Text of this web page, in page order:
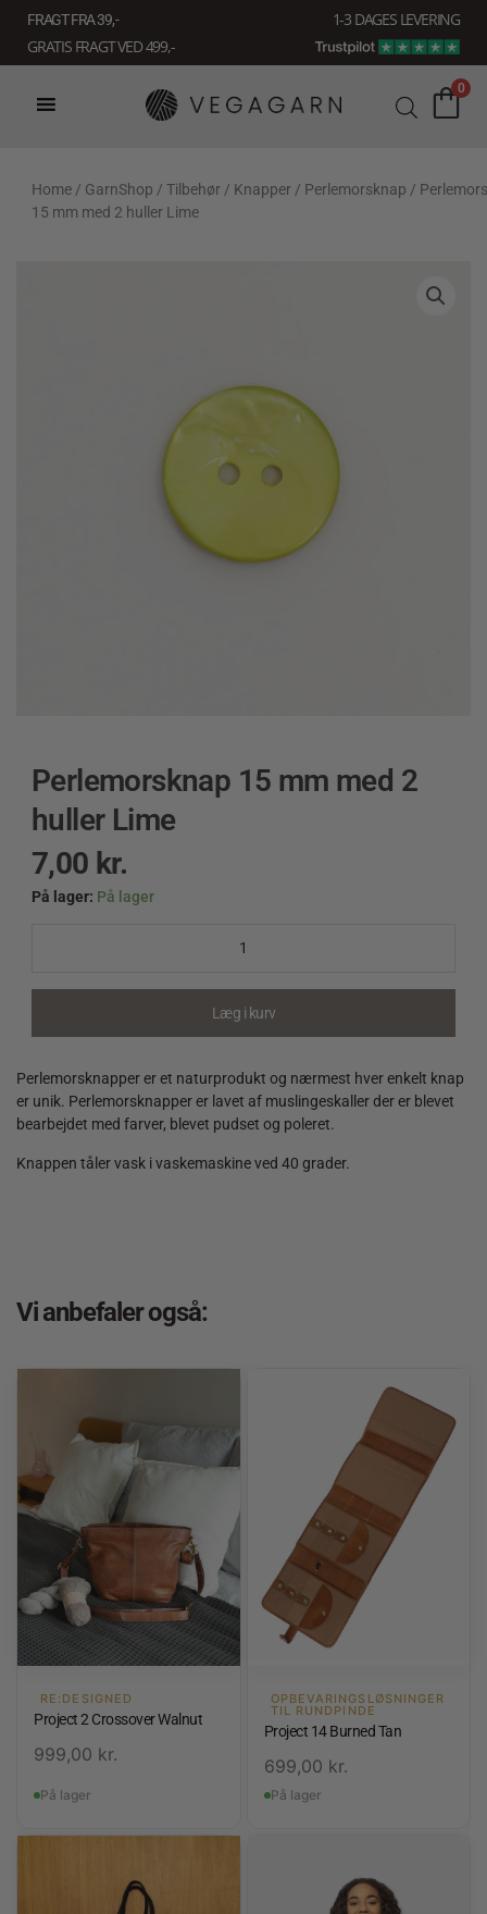
indholdet
FRAGT FRA 39, -
1-3 DAGES LEVERING
GRATIS FRAGT VED 499,-
0
Home / GarnShop / Tilbehør / Knapper / Perlemorsknap /
15 mm med 2 huller Lime
Perlemorsknap 15 mm med 2
huller Lime
7,00 kr.
På lager: På lager
Perlemorsknap
quantity
Læg i kurv
Perlemorsknapper er et naturprodukt og nærmest hver enkelt knap
er unik. Perlemorsknapper er lavet af muslingeskaller der er blevet
bearbejdet med farver, blevet pudset og poleret.
Knappen tåler vask i vaskemaskine ved 40 grader.
Vi anbefaler også:
RE:DESIGNED
Project 2 Crossover Walnut
999,00 kr.
På lager
OPBEVARINGSLØSNINGER
TIL RUNDPINDE
Project 14 Burned Tan
699,00 kr.
På lager